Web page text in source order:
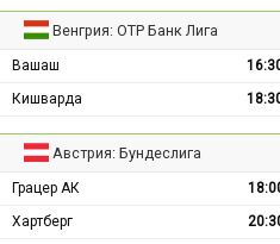
Венгрия: ОТР Банк Лига
Вашаш
Кишварда
Австрия: Бундеслига
Грацер АК
Хартберг